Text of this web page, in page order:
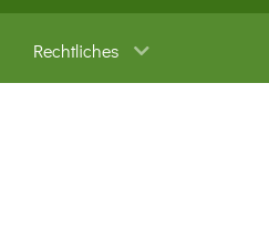
Rechtliches